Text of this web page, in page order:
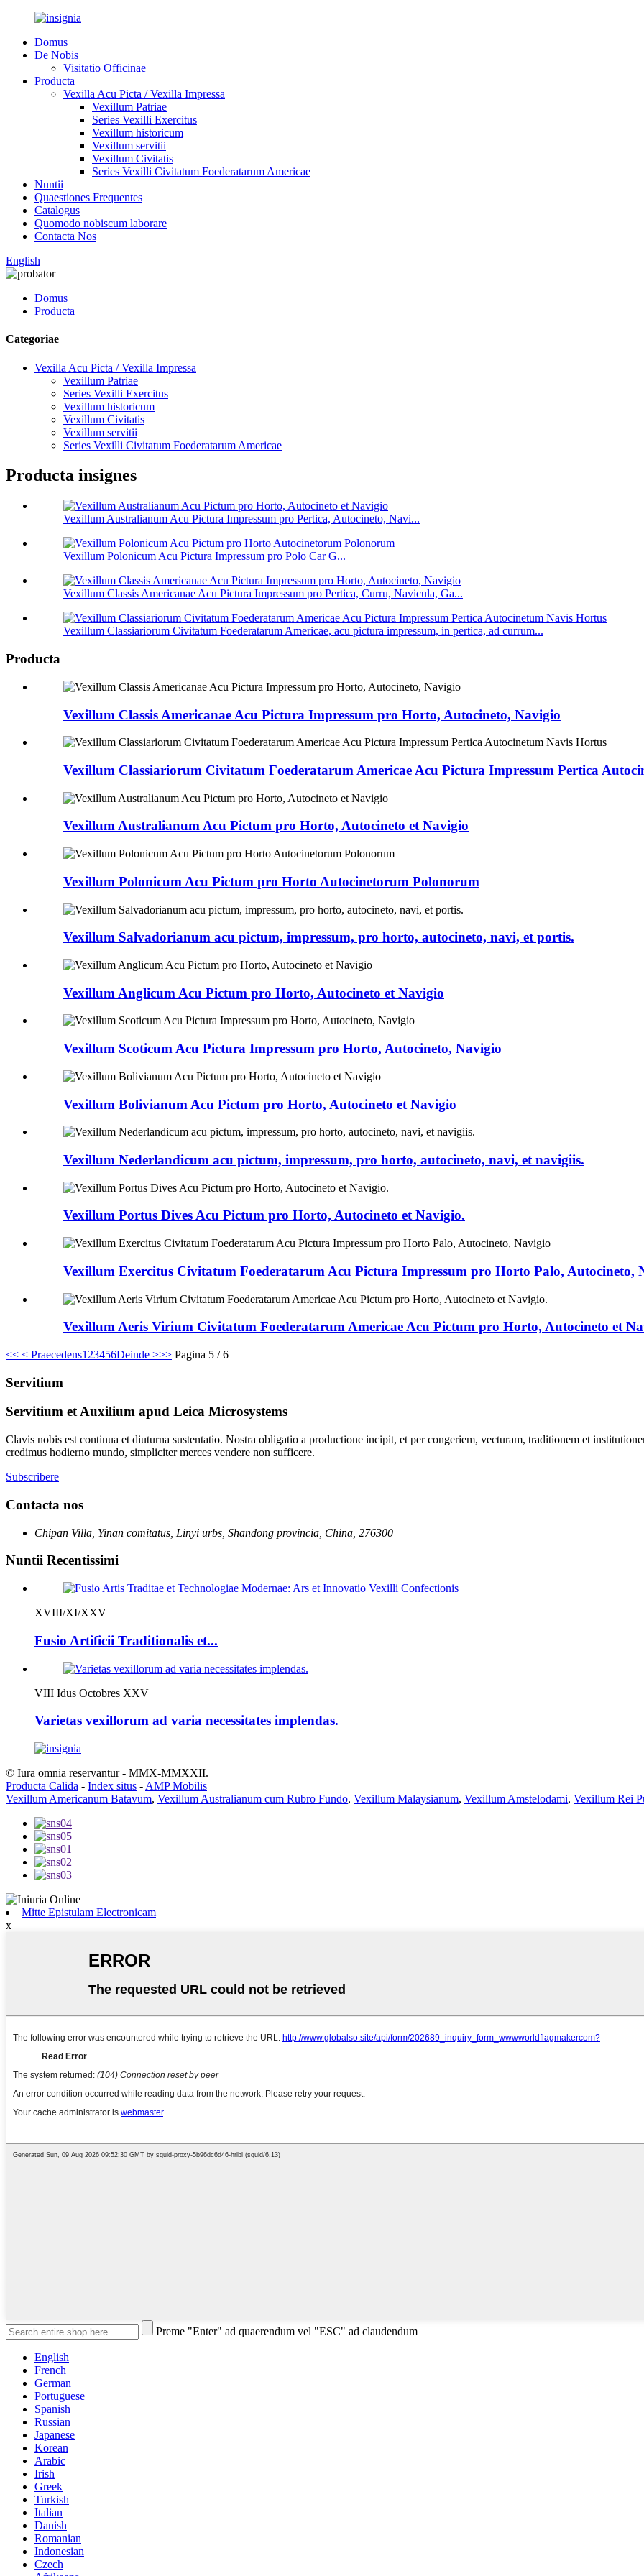
Domus
De Nobis
Visitatio Officinae
Producta
Vexilla Acu Picta / Vexilla Impressa
Vexillum Patriae
Series Vexilli Exercitus
Vexillum historicum
Vexillum servitii
Vexillum Civitatis
Series Vexilli Civitatum Foederatarum Americae
Nuntii
Quaestiones Frequentes
Catalogus
Quomodo nobiscum laborare
Contacta Nos
English
Domus
Producta
Categoriae
Vexilla Acu Picta / Vexilla Impressa
Vexillum Patriae
Series Vexilli Exercitus
Vexillum historicum
Vexillum Civitatis
Vexillum servitii
Series Vexilli Civitatum Foederatarum Americae
Producta insignes
Vexillum Australianum Acu Pictura Impressum pro Pertica, Autocineto, Navi...
Vexillum Polonicum Acu Pictura Impressum pro Polo Car G...
Vexillum Classis Americanae Acu Pictura Impressum pro Pertica, Curru, Navicula, Ga...
Vexillum Classiariorum Civitatum Foederatarum Americae, acu pictura impressum, in pertica, ad currum...
Producta
Vexillum Classis Americanae Acu Pictura Impressum pro Horto, Autocineto, Navigio
Vexillum Classiariorum Civitatum Foederatarum Americae Acu Pictura Impressum Pertica
Vexillum Australianum Acu Pictum pro Horto, Autocineto et Navigio
Vexillum Polonicum Acu Pictum pro Horto Autocinetorum Polonorum
Vexillum Salvadorianum acu pictum, impressum, pro horto, autocineto, navi, et portis.
Vexillum Anglicum Acu Pictum pro Horto, Autocineto et Navigio
Vexillum Scoticum Acu Pictura Impressum pro Horto, Autocineto, Navigio
Vexillum Bolivianum Acu Pictum pro Horto, Autocineto et Navigio
Vexillum Nederlandicum acu pictum, impressum, pro horto, autocineto, navi, et navigiis.
Vexillum Portus Dives Acu Pictum pro Horto, Autocineto et Navigio.
Vexillum Exercitus Civitatum Foederatarum Acu Pictura Impressum pro Horto Palo, Autocineto,
Vexillum Aeris Virium Civitatum Foederatarum Americae Acu Pictum pro Horto, Autocineto et
<< < Praecedens1 23456Deinde >>> Pagina 5 / 6
Servitium
Servitium et Auxilium apud Leica Microsystems
Clavis nobis est continua et diuturna sustentatio. Nostra obligatio a productione incipit, et per congeriem, vecturam, traditionem et
credimus hodierno mundo, simpliciter merces vendere non sufficere.
Subscribere
Contacta nos
Chipan Villa, Yinan comitatus, Linyi urbs, Shandong provincia, China, 276300
Nuntii Recentissimi
XVIII/XI/XXV
Fusio Artificii Traditionalis et...
VIII Idus Octobres XXV
Varietas vexillorum ad varia necessitates implendas.
© Iura omnia reservantur - MMX-MMXXII.
Producta Calida - Index situs - AMP Mobilis
Vexillum Americanum Batavum, Vexillum Australianum cum Rubro Fundo, Vexillum Malaysianum, Vexillum Amstelodami, Vexillum Rei
Mitte Epistulam Electronicam
x
Preme "Enter" ad quaerendum vel "ESC" ad claudendum
English
French
German
Portuguese
Spanish
Russian
Japanese
Korean
Arabic
Irish
Greek
Turkish
Italian
Danish
Romanian
Indonesian
Czech